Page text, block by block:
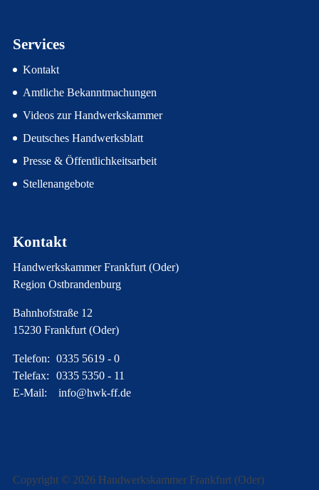
Services
Kontakt
Amtliche Bekanntmachungen
Videos zur Handwerkskammer
Deutsches Handwerksblatt
Presse & Öffentlichkeitsarbeit
Stellenangebote
Kontakt
Handwerkskammer Frankfurt (Oder)
Region Ostbrandenburg
Bahnhofstraße 12
15230 Frankfurt (Oder)
Telefon: 0335 5619 - 0
Telefax:
0335 5350 - 11
E-Mail:
info@hwk-ff.de
Copyright © 2026 Handwerkskammer Frankfurt (Oder)